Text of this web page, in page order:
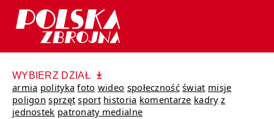
WYBIERZ DZIAŁ
armia polityka foto wideo społeczność świat misje
poligon sprzęt sport historia komentarze kadry z
jednostek patronaty medialne